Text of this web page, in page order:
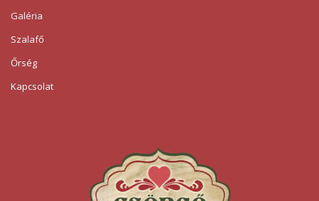
Galéria
Szalafő
Őrség
Kapcsolat